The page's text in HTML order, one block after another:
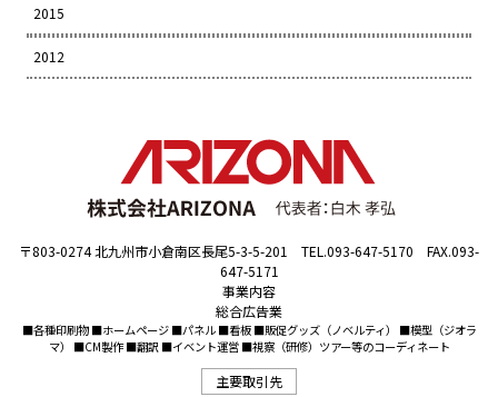
2015
2012
〒803-0274 北九州市小倉南区長尾5-3-5-201 TEL.093-647-5170 FAX.093-
647-5171
事業内容
総合広告業
■各種印刷物 ■ホームページ ■パネル ■看板 ■販促グッズ（ノベルティ） ■模型（ジオラ
マ） ■CM製作 ■翻訳 ■イベント運営 ■視察（研修）ツアー等のコーディネート
主要取引先